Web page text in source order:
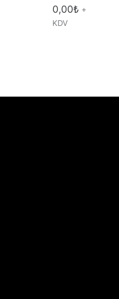
0,00₺ +
KDV